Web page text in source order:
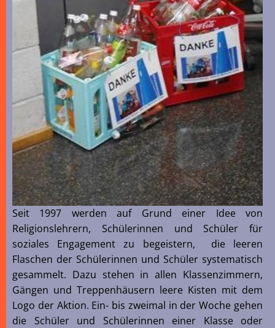
Seit 1997 werden auf Grund einer Idee von
Religionslehrern, Schülerinnen und Schüler für
soziales Engagement zu begeistern, die leeren
Flaschen der Schülerinnen und Schüler systematisch
gesammelt. Dazu stehen in allen Klassenzimmern,
Gängen und Treppenhäusern leere Kisten mit dem
Logo der Aktion. Ein- bis zweimal in der Woche gehen
die Schüler und Schülerinnen einer Klasse oder